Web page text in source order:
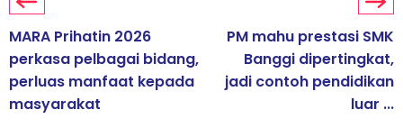
MARA Prihatin 2026
perkasa pelbagai bidang,
perluas manfaat kepada
masyarakat
PM mahu prestasi SMK
Banggi dipertingkat,
jadi contoh pendidikan
luar ...